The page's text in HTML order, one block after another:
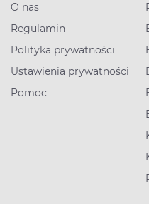
O nas
Regulamin
Polityka prywatności
Ustawienia prywatności
Pomoc